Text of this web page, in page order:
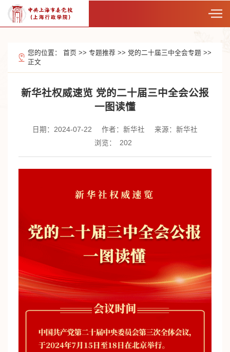
您的位置： 首页 >> 专题推荐 >> 党的二十届三中全会专题>>
正文
新华社权威速览 党的二十届三中全会公报
一图读懂
日期：2024-07-22 作者：新华社
来源：新华社
浏览：
202